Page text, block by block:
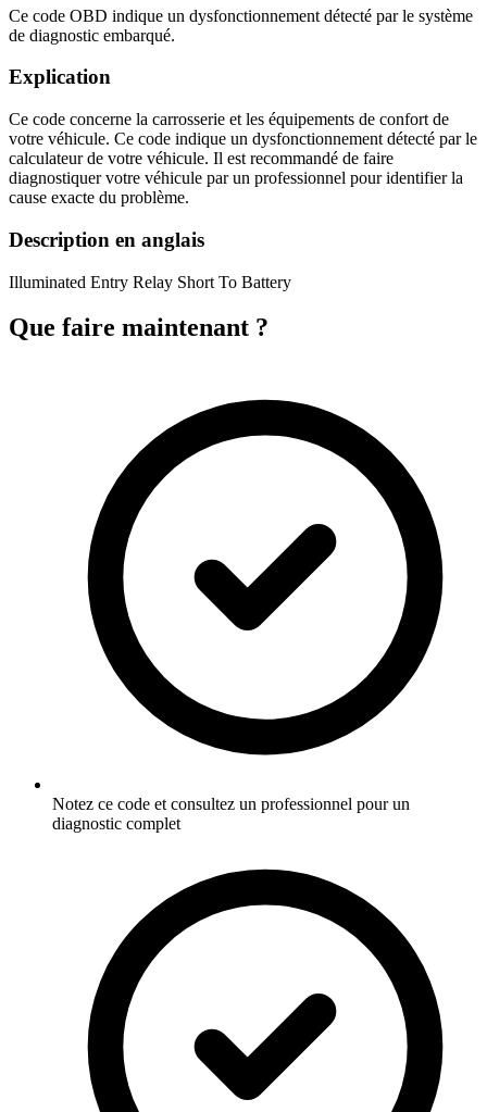
Ce code OBD indique un dysfonctionnement détecté par le système
de diagnostic embarqué.
Explication
Ce code concerne la carrosserie et les équipements de confort de
votre véhicule. Ce code indique un dysfonctionnement détecté par le
calculateur de votre véhicule. Il est recommandé de faire
diagnostiquer votre véhicule par un professionnel pour identifier la
cause exacte du problème.
Description en anglais
Illuminated Entry Relay Short To Battery
Que faire maintenant ?
Notez ce code et consultez un professionnel pour un
diagnostic complet